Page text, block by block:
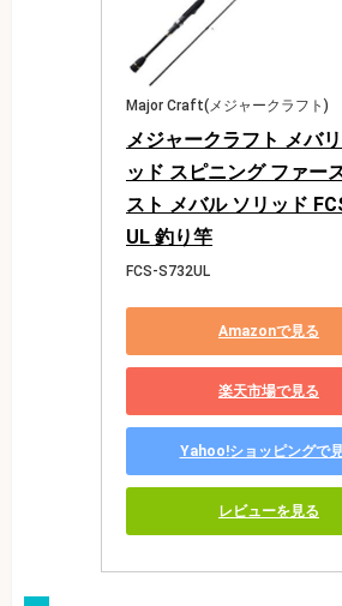
Major Craft(メジャークラフト)
メジャークラフト メバ
ッド スピニング ファー
スト メバル ソリッド
UL 釣り竿
FCS-S732UL
Amazonで見る
楽天市場で見る
Yahoo!ショッピングで
レビューを見る